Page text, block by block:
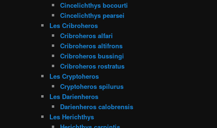
Cincelichthys bocourti
Cincelichthys pearsei
Les Cribroheros
Cribroheros alfari
Cribroheros altifrons
Cribroheros bussingi
Cribroheros rostratus
Les Cryptoheros
Cryptoheros spilurus
Les Darienheros
Darienheros calobrensis
Les Herichthys